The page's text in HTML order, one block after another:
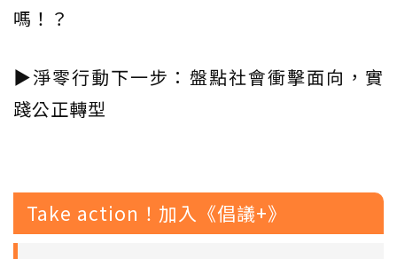
嗎！？
▶淨零行動下一步：盤點社會衝擊面向，實
踐公正轉型
Take action！加入《倡議+》